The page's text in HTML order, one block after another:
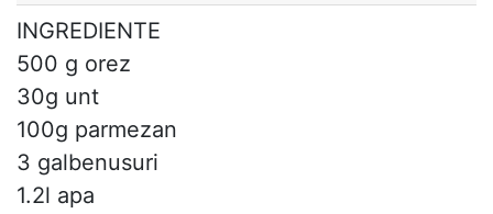
INGREDIENTE
500 g orez
30g unt
100g parmezan
3 galbenusuri
1.2l apa